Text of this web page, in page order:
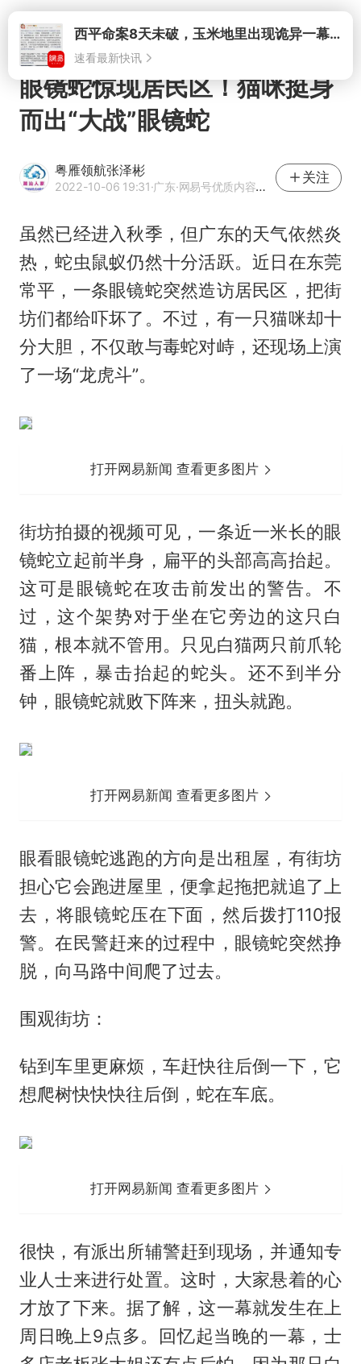
打开
眼镜蛇惊现居民区！猫咪挺身
而出“大战”眼镜蛇
粤雁领航张泽彬
2022-10-06 19:31·广东·网易号优质内容创作者
关注
虽然已经进入秋季，但广东的天气依然炎
热，蛇虫鼠蚁仍然十分活跃。近日在东莞
常平，一条眼镜蛇突然造访居民区，把街
坊们都给吓坏了。不过，有一只猫咪却十
分大胆，不仅敢与毒蛇对峙，还现场上演
了一场“龙虎斗”。
打开网易新闻 查看更多图片
街坊拍摄的视频可见，一条近一米长的眼
镜蛇立起前半身，扁平的头部高高抬起。
这可是眼镜蛇在攻击前发出的警告。不
过，这个架势对于坐在它旁边的这只白
猫，根本就不管用。只见白猫两只前爪轮
番上阵，暴击抬起的蛇头。还不到半分
钟，眼镜蛇就败下阵来，扭头就跑。
打开网易新闻 查看更多图片
眼看眼镜蛇逃跑的方向是出租屋，有街坊
担心它会跑进屋里，便拿起拖把就追了上
去，将眼镜蛇压在下面，然后拨打110报
警。在民警赶来的过程中，眼镜蛇突然挣
脱，向马路中间爬了过去。
围观街坊：
钻到车里更麻烦，车赶快往后倒一下，它
想爬树快快快往后倒，蛇在车底。
打开网易新闻 查看更多图片
很快，有派出所辅警赶到现场，并通知专
业人士来进行处置。这时，大家悬着的心
才放了下来。据了解，这一幕就发生在上
周日晚上9点多。回忆起当晚的一幕，士